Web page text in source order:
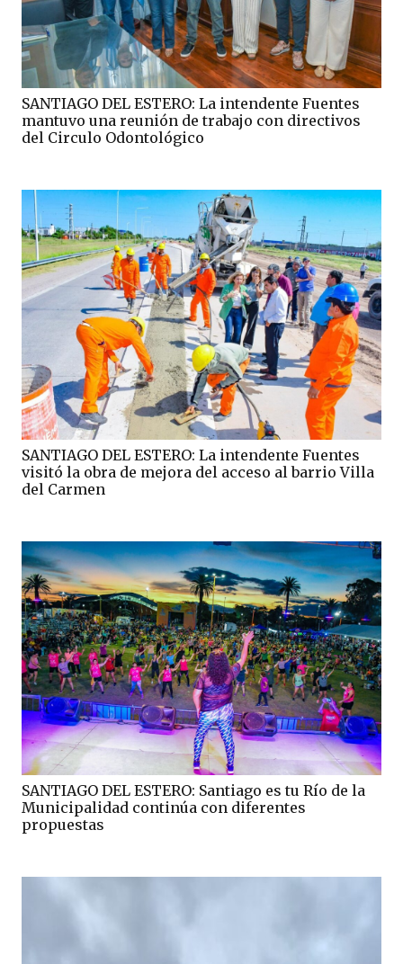
SANTIAGO DEL ESTERO: La intendente Fuentes
mantuvo una reunión de trabajo con directivos
del Circulo Odontológico
SANTIAGO DEL ESTERO: La intendente Fuentes
visitó la obra de mejora del acceso al barrio Villa
del Carmen
SANTIAGO DEL ESTERO: Santiago es tu Río de la
Municipalidad continúa con diferentes
propuestas